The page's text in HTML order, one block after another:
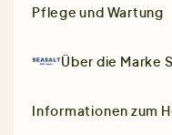
Pflege und Wartung
Über die Marke
Informationen zum